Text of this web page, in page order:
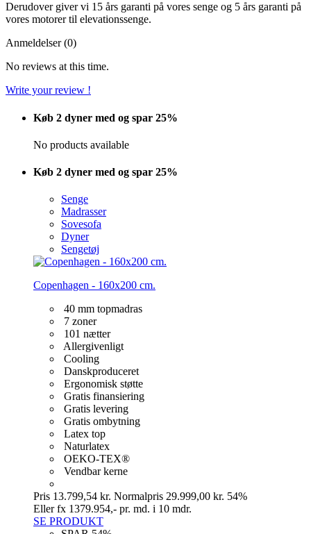
Derudover giver vi 15 års garanti på vores senge og 5 års garanti på
vores motorer til elevationssenge.
Anmeldelser (0)
No reviews at this time.
Write your review !
Køb 2 dyner med og spar 25%
No products available
Køb 2 dyner med og spar 25%
Senge
Madrasser
Sovesofa
Dyner
Sengetøj
Copenhagen - 160x200 cm.
40 mm topmadras
7 zoner
101 nætter
Allergivenligt
Cooling
Danskproduceret
Ergonomisk støtte
Gratis finansiering
Gratis levering
Gratis ombytning
Latex top
Naturlatex
OEKO-TEX®
Vendbar kerne
Pris 13.799,54 kr. Normalpris 29.999,00 kr. 54%
Eller fx 1379.954,- pr. md. i 10 mdr.
SE PRODUKT